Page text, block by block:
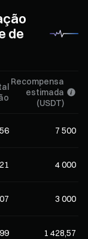
de
Recompensa
estimada
(USDT)
7 500
4 000
3 000
1 428,57